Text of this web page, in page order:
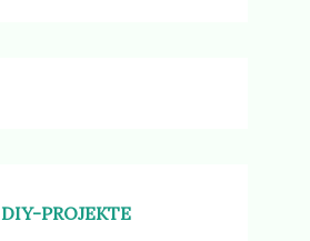
DIY-PROJEKTE